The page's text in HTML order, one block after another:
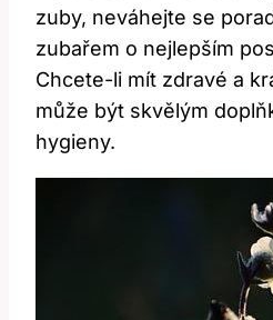
⁤zuby, neváhejte se⁤
⁢zubařem o nejlepším
Chcete-li mít zdravé‌ a
může být skvělým
hygieny.